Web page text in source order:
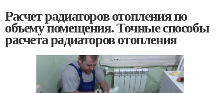
Расчет радиаторов отопления по
объему помещения. Точные способы
расчета радиаторов отопления